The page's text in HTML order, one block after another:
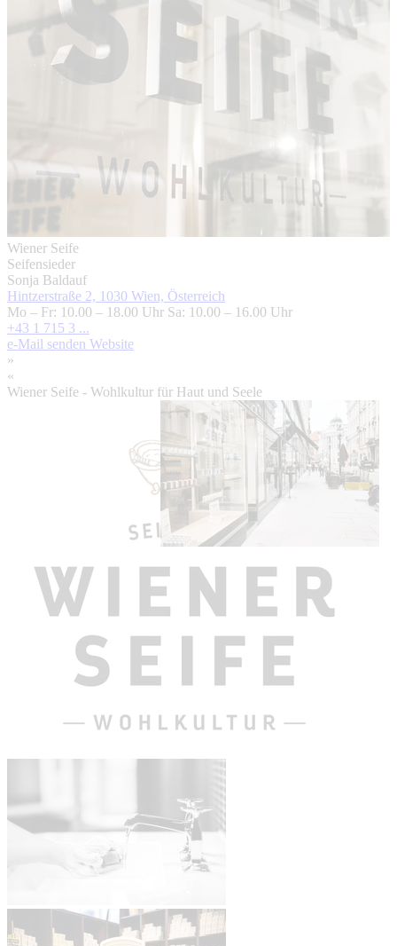
Wiener Seife
Seifensieder
Sonja Baldauf
Hintzerstraße 2, 1030 Wien, Österreich
Mo – Fr: 10.00 – 18.00 Uhr Sa: 10.00 – 16.00 Uhr
+43 1 715 3 ...
e-Mail senden Website
»
«
Wiener Seife - Wohlkultur für Haut und Seele